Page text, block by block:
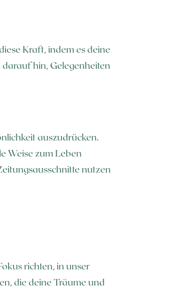
Kraft, indem es deine
hin, Gelegenheiten
auszudrücken.
Weise zum Leben
nutzen
richten, in unser
die deine Träume und